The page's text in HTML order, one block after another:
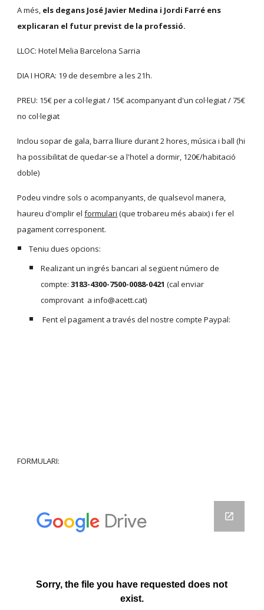
A més, els degans José Javier Medina i Jordi Farré ens
explicaran el futur previst de la professió.
LLOC: Hotel Melia Barcelona Sarria
DIA I HORA: 19 de desembre a les 21h.
PREU: 15€ per a col·legiat / 15€ acompanyant d'un col·legiat / 75€
no col·legiat
Inclou sopar de gala, barra lliure durant 2 hores, música i ball (hi
ha possibilitat de quedar-se a l'hotel a dormir, 120€/habitació
doble)
Podeu vindre sols o acompanyants, de qualsevol manera,
haureu d'omplir el formulari (que trobareu més abaix) i fer el
pagament corresponent.
Teniu dues opcions:
Realizant un ingrés bancari al següent número de
compte:3183-4300-7500-0088-0421 (cal enviar
comprovant a info@acett.cat)
Fent el pagament a través del nostre compte Paypal:
FORMULARI: